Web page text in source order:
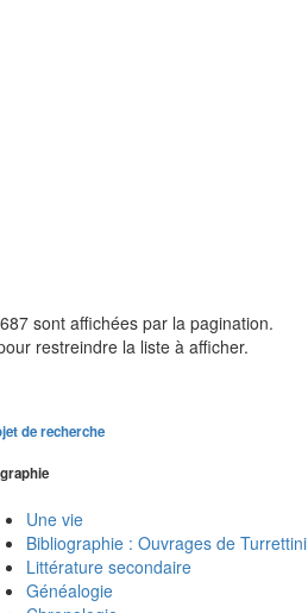
sont affichées par la pagination.
restreindre la liste à afficher.
de recherche
Une vie
Bibliographie : Ouvrages de Turrettini
Littérature secondaire
Généalogie